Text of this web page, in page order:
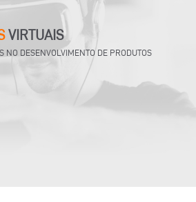
VIRTUAIS
NO DESENVOLVIMENTO DE PRODUTOS